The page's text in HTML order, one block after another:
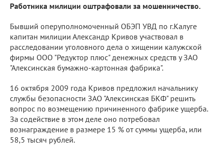
Работника милиции оштрафовали за мошенничество.
Бывший оперуполномоченный ОБЭП УВД по г.Калуге
капитан милиции Александр Кривов участвовал в
расследовании уголовного дела о хищении калужской
фирмы ООО "Редуктор плюс" денежных средств у ЗАО
"Алексинская бумажно-картонная фабрика".
16 октября 2009 года Кривов предложил начальнику
службы безопасности ЗАО "Алексинская БКФ" решить
вопрос по возмещению причиненного фабрике ущерба.
За содействие в этом деле оно потребовал
вознаграждение в размере 15 % от суммы ущерба, или
58,5 тысяч рублей.